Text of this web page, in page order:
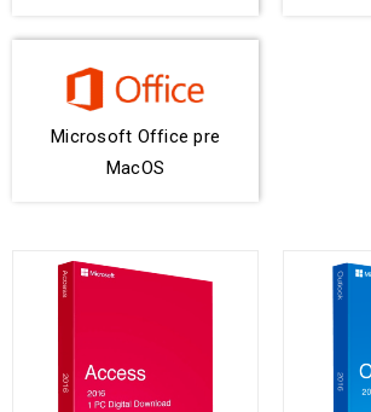
Microsoft Office pre
MacOS